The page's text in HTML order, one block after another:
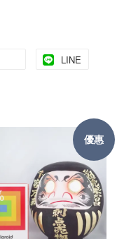
LINE
優惠